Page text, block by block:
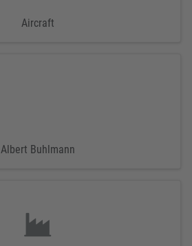
Aircraft
Albert Buhlmann